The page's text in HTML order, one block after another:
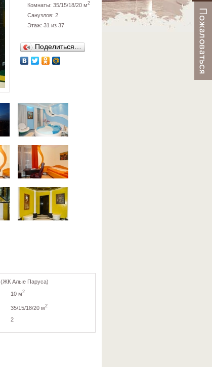
Комнаты: 35/15/18/20 м2
Санузлов: 2
Этаж: 31 из 37
Поделиться…
(ЖК Алые Паруса)
10 м2
35/15/18/20 м2
2